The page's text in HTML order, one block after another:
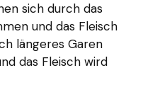
sich durch das
und das Fleisch
längeres Garen
das Fleisch wird